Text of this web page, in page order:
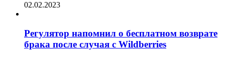
02.02.2023
Регулятор напомнил о бесплатном возврате
брака после случая с Wildberries